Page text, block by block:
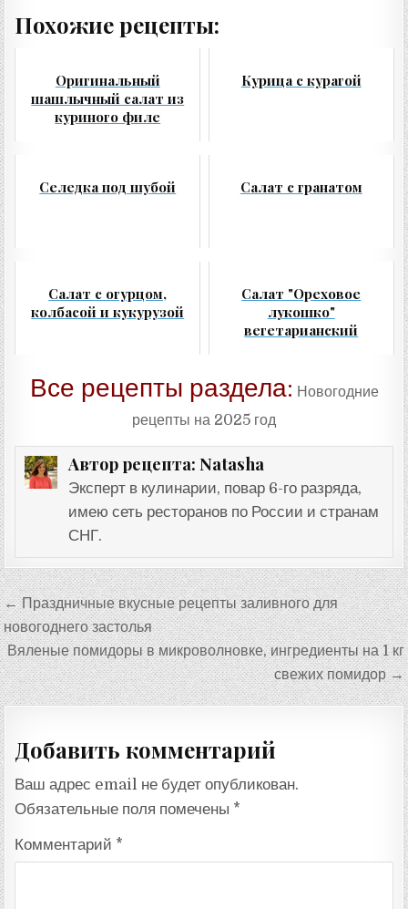
Похожие рецепты:
Оригинальный
шашлычный салат из
куриного филе
Курица с курагой
Селедка под шубой Салат с гранатом
Салат с огурцом,
колбасой и кукурузой
Салат "Ореховое
лукошко"
вегетарианский
Все рецепты раздела: Новогодние
рецепты на 2025 год
Автор рецепта: Natasha
Эксперт в кулинарии, повар 6-го разряда,
имею сеть ресторанов по России и странам
СНГ.
Навигация
по
записям
← Праздничные вкусные рецепты заливного для
новогоднего застолья
Вяленые помидоры в микроволновке, ингредиенты на 1 кг
свежих помидор →
Добавить комментарий
Ваш адрес email не будет опубликован.
Обязательные поля помечены *
Комментарий *